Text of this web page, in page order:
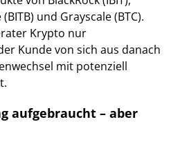
und Grayscale (BTC).
Krypto nur
Kunde von sich aus danach
mit potenziell
aufgebraucht – aber